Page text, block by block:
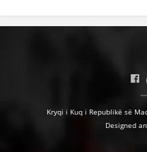
Kryqi i Kuq i Republikë së
Designed